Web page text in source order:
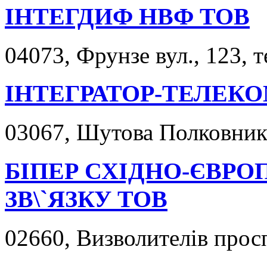
ІНТЕГДИФ НВФ ТОВ
04073, Фрунзе вул., 123,
ІНТЕГРАТОР-
03067, Шутова
БІПЕР СХІДНО-
ЗВ\`ЯЗКУ ТОВ
02660, Визволителів